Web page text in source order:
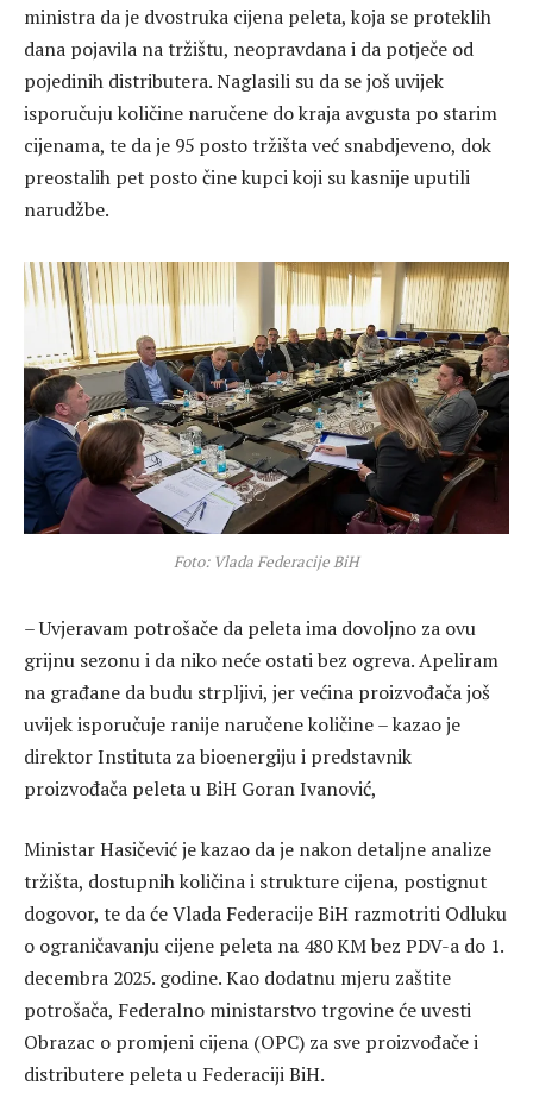
ministra da je dvostruka cijena peleta, koja se proteklih
dana pojavila na tržištu, neopravdana i da potječe od
pojedinih distributera. Naglasili su da se još uvijek
isporučuju količine naručene do kraja avgusta po starim
cijenama, te da je 95 posto tržišta već snabdjeveno, dok
preostalih pet posto čine kupci koji su kasnije uputili
narudžbe.
Foto: Vlada Federacije BiH
– Uvjeravam potrošače da peleta ima dovoljno za ovu
grijnu sezonu i da niko neće ostati bez ogreva. Apeliram
na građane da budu strpljivi, jer većina proizvođača još
uvijek isporučuje ranije naručene količine – kazao je
direktor Instituta za bioenergiju i predstavnik
proizvođača peleta u BiH Goran Ivanović,
Ministar Hasičević je kazao da je nakon detaljne analize
tržišta, dostupnih količina i strukture cijena, postignut
dogovor, te da će Vlada Federacije BiH razmotriti Odluku
o ograničavanju cijene peleta na 480 KM bez PDV-a do 1.
decembra 2025. godine. Kao dodatnu mjeru zaštite
potrošača, Federalno ministarstvo trgovine će uvesti
Obrazac o promjeni cijena (OPC) za sve proizvođače i
distributere peleta u Federaciji BiH.